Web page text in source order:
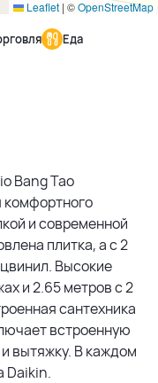
Leaflet | ©OpenStreetMap
Еда
Bang Tao
комфортного
и современной
плитка, а с 2
Высокие
и 2.65 метров с 2
сантехника
встроенную
вытяжку. В каждом
Daikin.